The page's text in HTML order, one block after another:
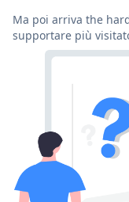
Ma poi arriva the
supportare più